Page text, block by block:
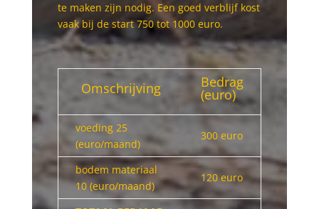
te maken zijn nodig. Een goed verblijf kost
vaak bij de start 750 tot 1000 euro.
Omschrijving Bedrag
(euro)
voeding 25
(euro/maand)
300 euro
bodem materiaal
10 (euro/maand)
120 euro